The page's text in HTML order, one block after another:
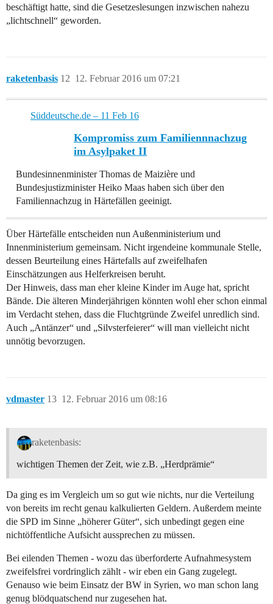
beschäftigt hatte, sind die Gesetzeslesungen inzwischen nahezu
„lichtschnell“ geworden.
raketenbasis 12. Februar 2016 um 07:21
12
Süddeutsche.de – 11 Feb 16
Kompromiss zum Familiennnachzug
im Asylpaket II
Bundesinnenminister Thomas de Maizière und
Bundesjustizminister Heiko Maas haben sich über den
Familiennachzug in Härtefällen geeinigt.
Über Härtefälle entscheiden nun Außenministerium und
Innenministerium gemeinsam. Nicht irgendeine kommunale Stelle,
dessen Beurteilung eines Härtefalls auf zweifelhafen
Einschätzungen aus Helferkreisen beruht.
Der Hinweis, dass man eher kleine Kinder im Auge hat, spricht
Bände. Die älteren Minderjährigen könnten wohl eher schon einmal
im Verdacht stehen, dass die Fluchtgründe Zweifel unredlich sind.
Auch „Antänzer“ und „Silvsterfeierer“ will man vielleicht nicht
unnötig bevorzugen.
vdmaster 12. Februar 2016 um 08:16
13
raketenbasis:
wichtigen Themen der Zeit, wie z.B. „Herdprämie“
Da ging es im Vergleich um so gut wie nichts, nur die Verteilung
von bereits im recht genau kalkulierten Geldern. Außerdem meinte
die SPD im Sinne „höherer Güter“, sich unbedingt gegen eine
nichtöffentliche Aufsicht aussprechen zu müssen.
Bei eilenden Themen - wozu das überforderte Aufnahmesystem
zweifelsfrei vordringlich zählt - wir eben ein Gang zugelegt.
Genauso wie beim Einsatz der BW in Syrien, wo man schon lang
genug blödquatschend nur zugesehen hat.